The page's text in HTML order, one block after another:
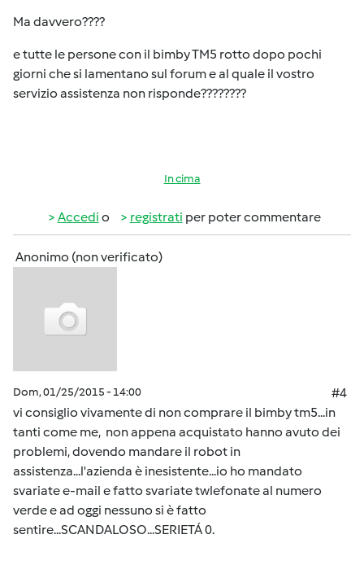
Ma davvero????
e tutte le persone con il bimby TM5 rotto dopo pochi
giorni che si lamentano sul forum e al quale il vostro
servizio assistenza non risponde????????
In cima
Accedi o registrati per poter commentare
Anonimo (non verificato)
Dom, 01/25/2015 - 14:00
#4
vi consiglio vivamente di non comprare il bimby tm5...in
tanti come me, non appena acquistato hanno avuto dei
problemi, dovendo mandare il robot in
assistenza...l'azienda è inesistente...io ho mandato
svariate e-mail e fatto svariate twlefonate al numero
verde e ad oggi nessuno si è fatto
sentire...SCANDALOSO...SERIETÁ 0.